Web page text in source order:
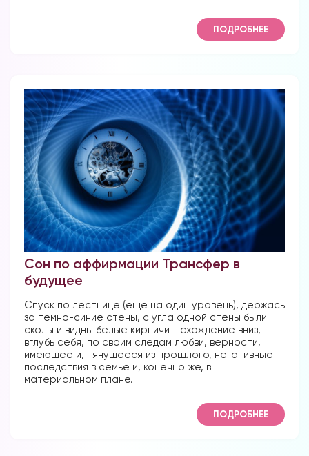
ПОДРОБНЕЕ
Сон по аффирмации Трансфер в
будущее
Спуск по лестнице (еще на один уровень), держась
за темно-синие стены, с угла одной стены были
сколы и видны белые кирпичи - схождение вниз,
вглубь себя, по своим следам любви, верности,
имеющее и, тянущееся из прошлого, негативные
последствия в семье и, конечно же, в
материальном плане.
ПОДРОБНЕЕ